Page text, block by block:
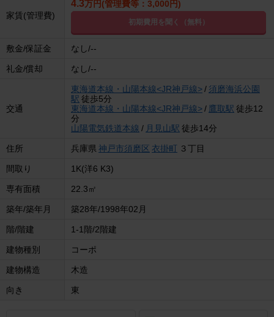
家賃(管理費)
4.3万円(管理費等：3,000円)
初期費用を聞く（無料）
敷金/保証金 なし/--
礼金/償却 なし/--
交通
東海道本線・山陽本線<JR神戸線>/ 須磨海浜公園
駅 徒歩5分
東海道本線・山陽本線<JR神戸線>/ 鷹取駅 徒歩12
分
山陽電気鉄道本線 / 月見山駅 徒歩14分
住所 兵庫県 神戸市須磨区 衣掛町 ３丁目
間取り 1K(洋6 K3)
専有面積 22.3㎡
築年/築年月 築28年/1998年02月
階/階建 1-1階/2階建
建物種別 コーポ
建物構造 木造
向き 東